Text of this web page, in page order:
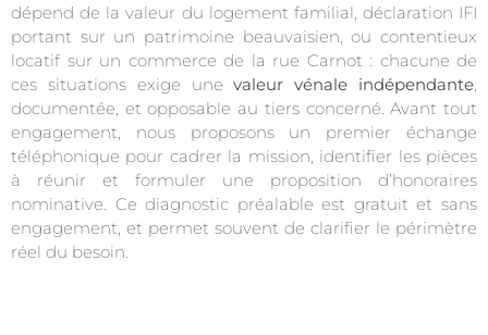
dépend de la valeur du logement familial, déclaration IFI
portant sur un patrimoine beauvaisien, ou contentieux
locatif sur un commerce de la rue Carnot : chacune de
ces situations exige unevaleur vénale indépendante,
documentée, et opposable au tiers concerné. Avant tout
engagement, nous proposons un premier échange
téléphonique pour cadrer la mission, identifier les pièces
à réunir et formuler une proposition d’honoraires
nominative. Ce diagnostic préalable est gratuit et sans
engagement, et permet souvent de clarifier le périmètre
réel du besoin.